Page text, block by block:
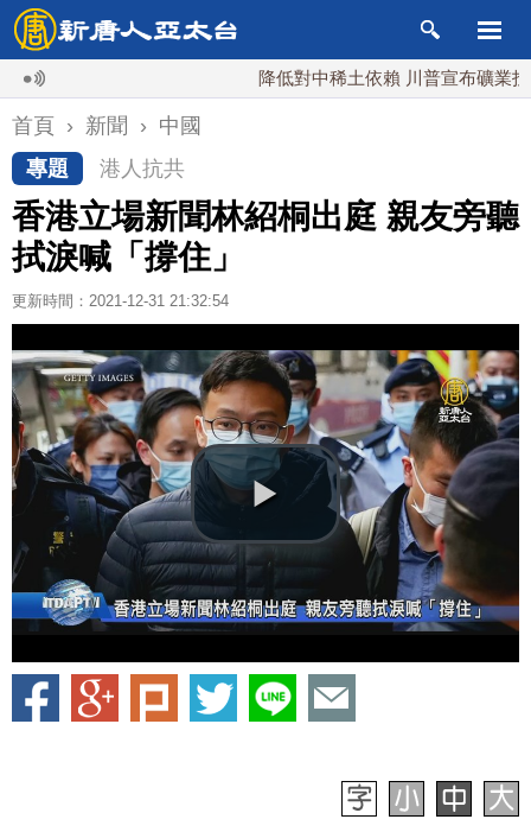
降低對中稀土依賴 川普宣布礦業投資20
首頁 › 新聞 › 中國
專題
港人抗共
香港立場新聞林紹桐出庭 親友旁聽
拭淚喊「撐住」
更新時間：2021-12-31 21:32:54